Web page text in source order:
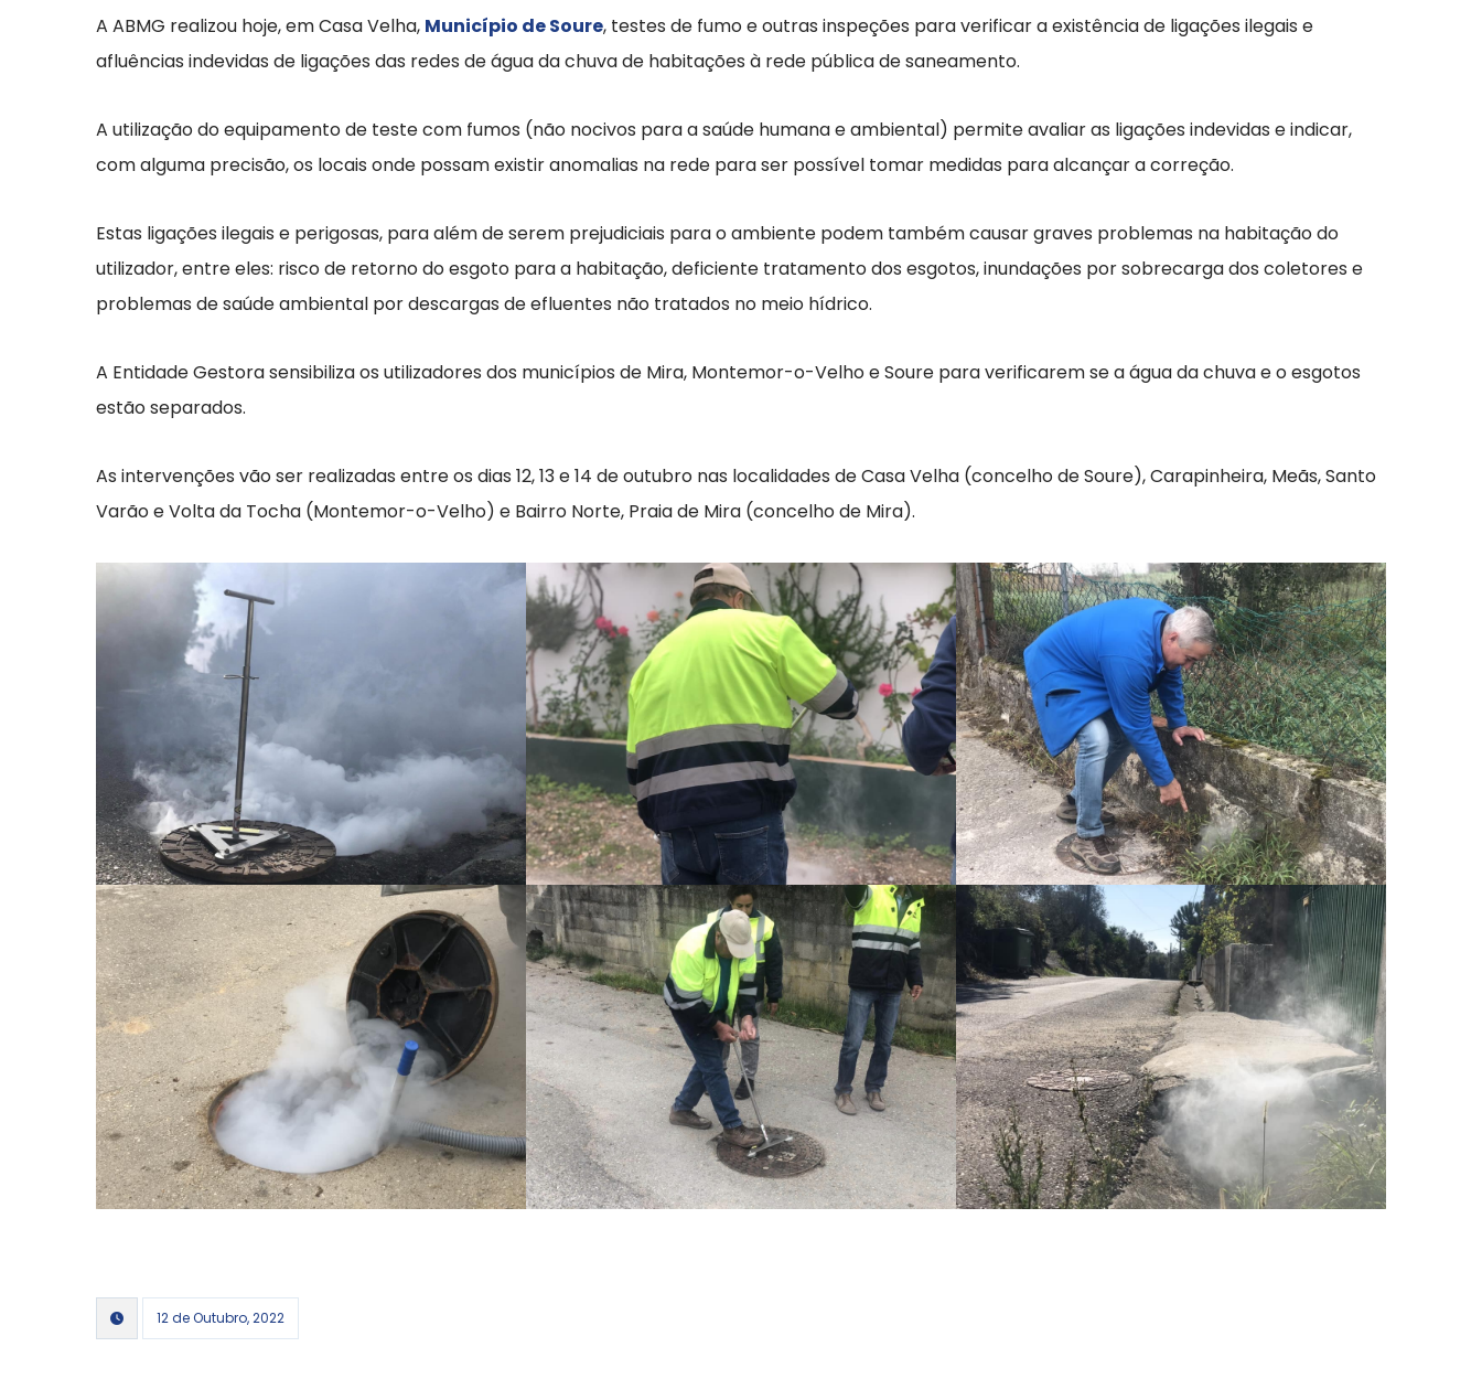
A ABMG realizou hoje, em Casa Velha, Município de Soure, testes de fumo e outras inspeções para verificar a existência de ligações ilegais e
afluências indevidas de ligações das redes de água da chuva de habitações à rede pública de saneamento.
A utilização do equipamento de teste com fumos (não nocivos para a saúde humana e ambiental) permite avaliar as ligações indevidas e indicar,
com alguma precisão, os locais onde possam existir anomalias na rede para ser possível tomar medidas para alcançar a correção.
Estas ligações ilegais e perigosas, para além de serem prejudiciais para o ambiente podem também causar graves problemas na habitação do
utilizador, entre eles: risco de retorno do esgoto para a habitação, deficiente tratamento dos esgotos, inundações por sobrecarga dos coletores e
problemas de saúde ambiental por descargas de efluentes não tratados no meio hídrico.
A Entidade Gestora sensibiliza os utilizadores dos municípios de Mira, Montemor-o-Velho e Soure para verificarem se a água da chuva e o esgotos
estão separados.
As intervenções vão ser realizadas entre os dias 12, 13 e 14 de outubro nas localidades de Casa Velha (concelho de Soure), Carapinheira, Meãs, Santo
Varão e Volta da Tocha (Montemor-o-Velho) e Bairro Norte, Praia de Mira (concelho de Mira).
12 de Outubro, 2022